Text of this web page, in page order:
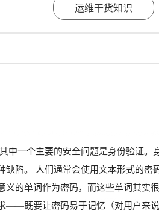
运维干货知识
中一个主要的安全问题是身份验证。
陷。 人们通常会使用文本形式的密
的单词作为密码，而这些单词其实
——既要让密码易于记忆（对用户来